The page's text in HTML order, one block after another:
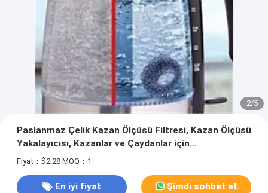
2/5
Paslanmaz Çelik Kazan Ölçüsü Filtresi, Kazan Ölçüsü
Yakalayıcısı, Kazanlar ve Çaydanlar için
tasarlanmıştır
Fiyat：$2.28 MOQ：1
En iyi fiyat Şimdi sohbet et.